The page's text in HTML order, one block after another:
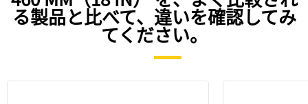
る製品と比べて、違いを確認してみ
てください。